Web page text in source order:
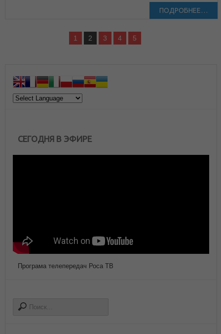
ПОДРОБНЕЕ…
1 2 3 4 5
СЕГОДНЯ В ЭФИРЕ
Програма телепередач Роса ТВ